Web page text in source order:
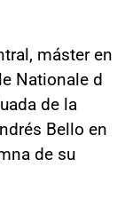
máster en
Nationale d
de la
Bello en
de su